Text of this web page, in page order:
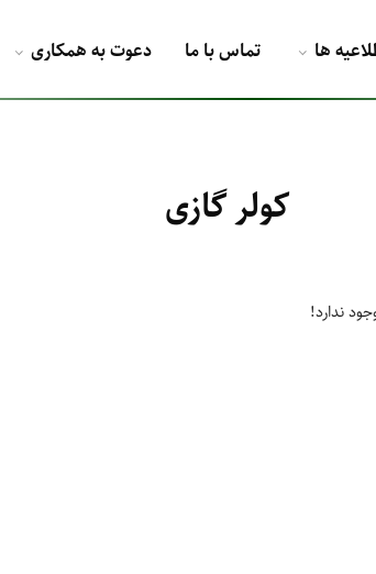
ها تماس با ما دعوت به همکاری
کولر گازی
ندارد!